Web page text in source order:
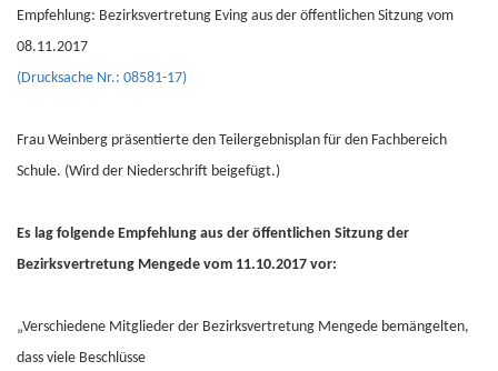
Empfehlung: Bezirksvertretung Eving aus der öffentlichen Sitzung vom
08.11.2017
(Drucksache Nr.: 08581-17)
Frau Weinberg präsentierte den Teilergebnisplan für den Fachbereich
Schule. (Wird der Niederschrift beigefügt.)
Es lag folgende Empfehlung aus der öffentlichen Sitzung der
Bezirksvertretung Mengede vom 11.10.2017 vor:
„Verschiedene Mitglieder der Bezirksvertretung Mengede bemängelten,
dass viele Beschlüsse